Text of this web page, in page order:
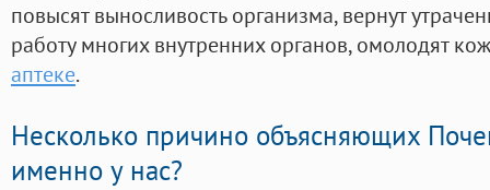
повысят выносливость организма, вернут
работу многих внутренних органов, омолодят
аптеке.
Несколько причино объясняющих
именно у нас?